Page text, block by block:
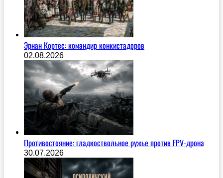
Эрнан Кортес: командир конкистадоров
02.08.2026
Противостояние: гладкоствольное ружье против FPV-дрона
30.07.2026